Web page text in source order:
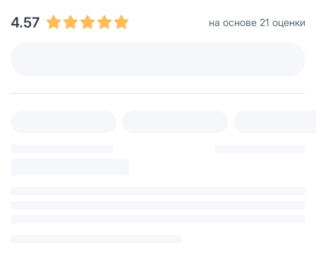
4.57
на основе 21 оценки